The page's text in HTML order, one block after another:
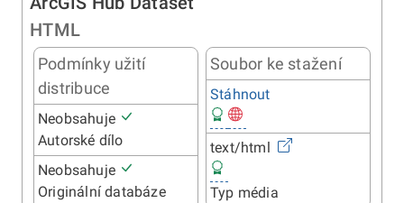
HTML
Podmínky užití
distribuce
Neobsahuje
Autorské dílo
Neobsahuje
Originální databáze
Soubor ke stažení
Stáhnout
text/html
Typ média